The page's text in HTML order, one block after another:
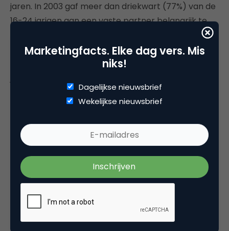
jaren. In 2003 gaf meer dan driekwart (77%) van de
16-24 jarigen aan een vaste partner belangrijk te
vinden, terwijl dit in 1997 ongeveer 70% bedroeg. De
groep babyboomers vindt het hebben van een
vaste partner weliswaar belangrijker dan de
de afgelopen jaren stabiel gebleven.
http://www.trendbox.nl/
Deel dit artikel
Marketingfacts. Elke dag vers. Mis
niks!
Dagelijkse nieuwsbrief
Wekelijkse nieuwsbrief